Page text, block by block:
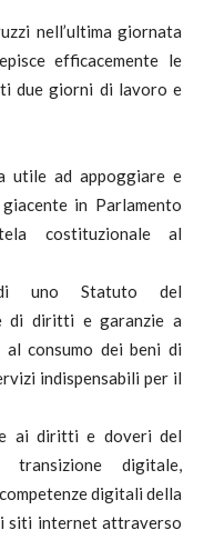
nell’ultima giornata
efficacemente le
due giorni di lavoro e
utile ad appoggiare e
in Parlamento
costituzionale al
di uno Statuto del
di diritti e garanzie a
consumo dei beni di
indispensabili per il
ai diritti e doveri del
transizione digitale,
digitali della
siti internet attraverso